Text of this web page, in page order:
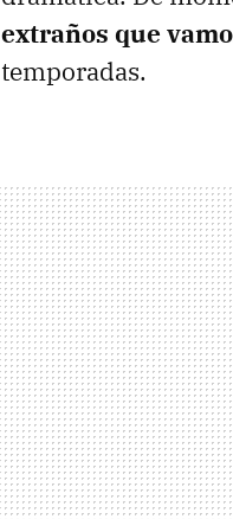
extraños que
temporadas.